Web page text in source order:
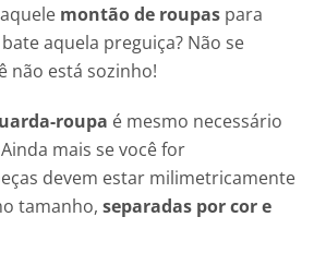
montão de roupas para
aquela preguiça? Não se
não está sozinho!
roupa é mesmo necessário
mais se você for
devem estar milimetricamente
tamanho, separadas por cor e